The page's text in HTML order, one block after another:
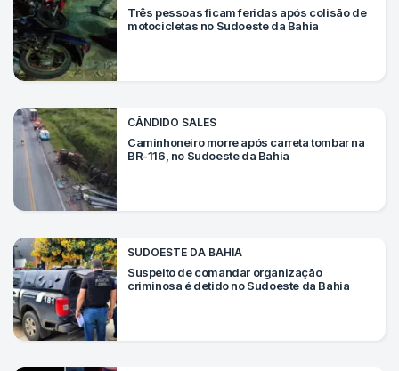
SIGA-
NOS
NAS
NOSSAS
REDES
Três pessoas ficam feridas após colisão de
motocicletas no Sudoeste da Bahia
CÂNDIDO SALES
Caminhoneiro morre após carreta tombar na
BR-116, no Sudoeste da Bahia
SUDOESTE DA BAHIA
Suspeito de comandar organização
criminosa é detido no Sudoeste da Bahia